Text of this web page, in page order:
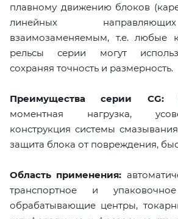
плавному движению блоков
линейных
взаимозаменяемым, т.е. любые
рельсы серии могут
сохраняя точность и размерность.
Преимущества серии CG:
моментная нагрузка,
конструкция системы
защита блока от повреждения,
Область применения:
транспортное и
обрабатывающие центры,